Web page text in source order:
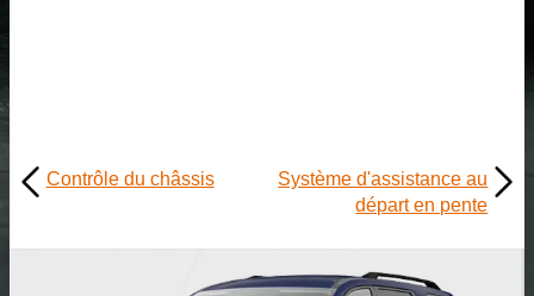
Contrôle du châssis
Système d'assistance au
départ en pente